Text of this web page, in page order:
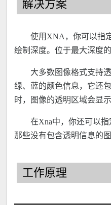
解决方案
使用XNA，你可以指
绘制深度。位于最大深度
大多数图像格式支持
绿、蓝的颜色信息，它还
时，图像的透明区域会显
在Xna中，你还可以
那些没有包含透明信息的
工作原理